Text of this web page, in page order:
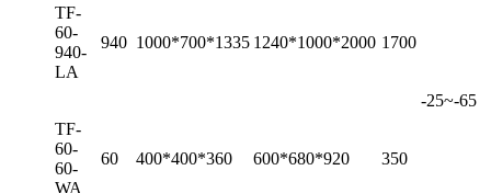
-25~-65
TF-
60-
940-
LA
940 1000*700*1335 1240*1000*2000 1700
TF-
60-
60-
WA
60 400*400*360 600*680*920 350